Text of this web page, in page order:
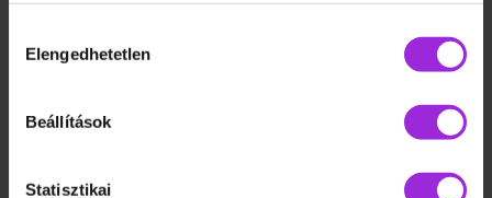
kiválasztása
Elengedhetetlen
Beállítások
Statisztikai